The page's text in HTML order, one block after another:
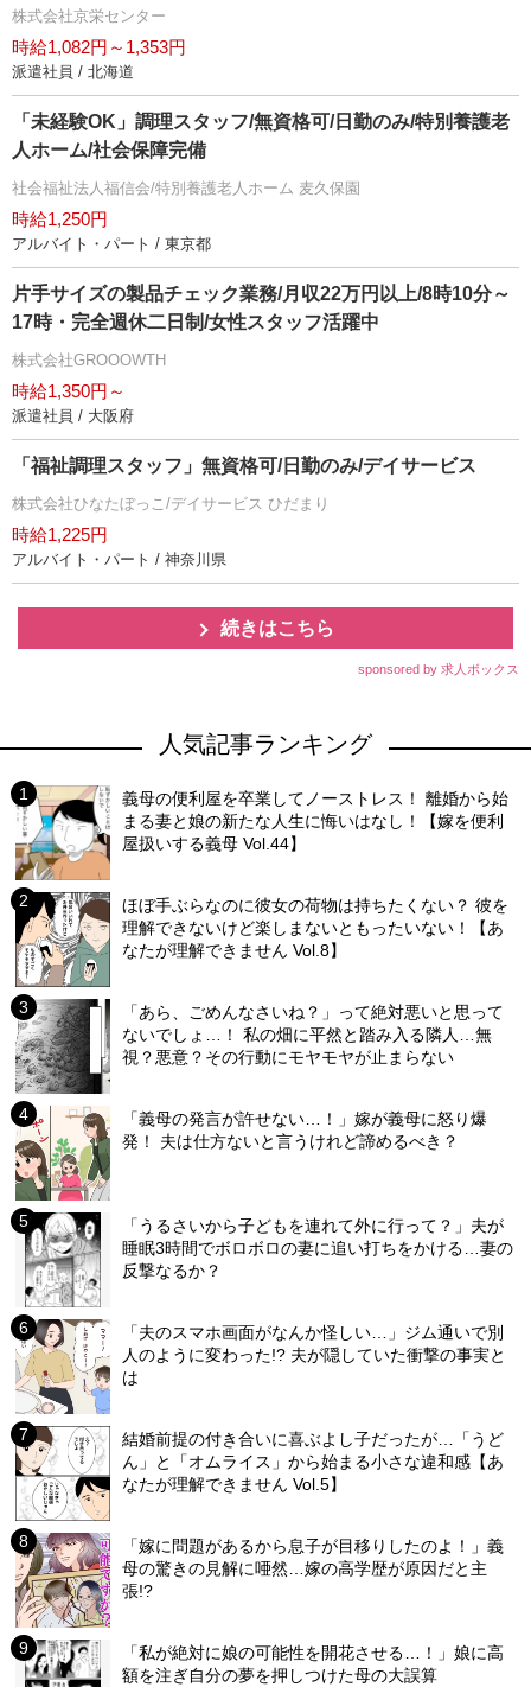
株式会社京栄センター
時給1,082円～1,353円
派遣社員 / 北海道
「未経験OK」調理スタッフ/無資格可/日勤のみ/特別養護老
人ホーム/社会保障完備
社会福祉法人福信会/特別養護老人ホーム 麦久保園
時給1,250円
アルバイト・パート / 東京都
片手サイズの製品チェック業務/月収22万円以上/8時10分～
17時・完全週休二日制/女性スタッフ活躍中
株式会社GROOOWTH
時給1,350円～
派遣社員 / 大阪府
「福祉調理スタッフ」無資格可/日勤のみ/デイサービス
株式会社ひなたぼっこ/デイサービス ひだまり
時給1,225円
アルバイト・パート / 神奈川県
続きはこちら
sponsored by 求人ボックス
人気記事ランキング
義母の便利屋を卒業してノーストレス！ 離婚から始
まる妻と娘の新たな人生に悔いはなし！【嫁を便利
屋扱いする義母 Vol.44】
ほぼ手ぶらなのに彼女の荷物は持ちたくない？ 彼を
理解できないけど楽しまないともったいない！【あ
なたが理解できません Vol.8】
「あら、ごめんなさいね？」って絶対悪いと思って
ないでしょ…！ 私の畑に平然と踏み入る隣人…無
視？悪意？その行動にモヤモヤが止まらない
「義母の発言が許せない…！」嫁が義母に怒り爆
発！ 夫は仕方ないと言うけれど諦めるべき？
「うるさいから子どもを連れて外に行って？」夫が
睡眠3時間でボロボロの妻に追い打ちをかける…妻の
反撃なるか？
「夫のスマホ画面がなんか怪しい…」ジム通いで別
人のように変わった!? 夫が隠していた衝撃の事実と
は
結婚前提の付き合いに喜ぶよし子だったが…「うど
ん」と「オムライス」から始まる小さな違和感【あ
なたが理解できません Vol.5】
「嫁に問題があるから息子が目移りしたのよ！」義
母の驚きの見解に唖然…嫁の高学歴が原因だと主
張!?
「私が絶対に娘の可能性を開花させる…！」娘に高
額を注ぎ自分の夢を押しつけた母の大誤算